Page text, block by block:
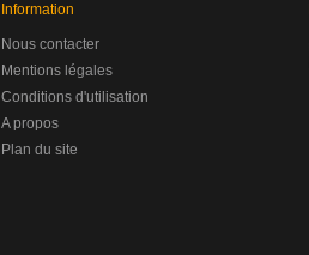
Information
Nous contacter
Mentions légales
Conditions d'utilisation
A propos
Plan du site